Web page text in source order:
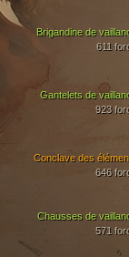
Brigandine de
611
Gantelets de
923
Chausses de
571
Conclave des
646